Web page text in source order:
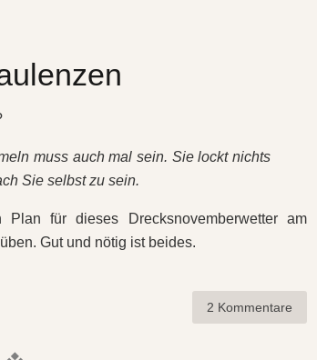
muss auch mal sein. Sie lockt nichts
Sie selbst zu sein.
für dieses Drecksnovemberwetter am
Gut und nötig ist beides.
2 Kommentare